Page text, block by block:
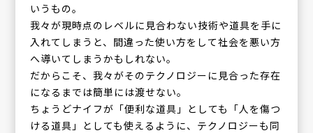
いうもの。
我々が現時点のレベルに見合わない技術や道具を手に
入れてしまうと、間違った使い方をして社会を悪い方
へ導いてしまうかもしれない。
だからこそ、我々がそのテクノロジーに見合った存在
になるまでは簡単には渡せない。
ちょうどナイフが「便利な道具」としても「人を傷つ
ける道具」としても使えるように、テクノロジーも同